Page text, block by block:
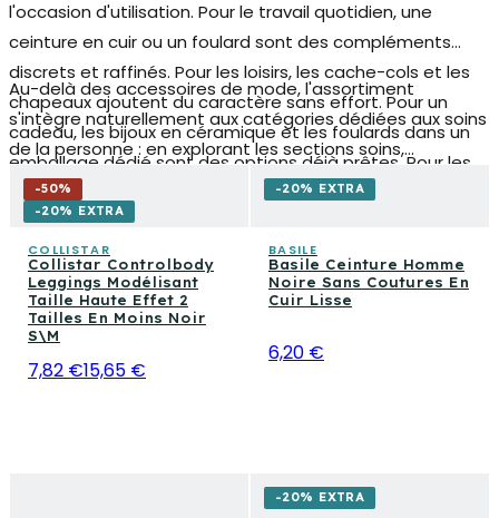
l'occasion d'utilisation. Pour le travail quotidien, une
ceinture en cuirou un foulard sont des compléments
discrets et raffinés. Pour les loisirs, les cache-cols et les
chapeaux ajoutent du caractère sans effort. Pour un
cadeau, les bijoux en céramique et les foulards dans un
emballage dédié sont des options déjà prêtes. Pour les
occasions spéciales, les pochettes multipoches et les
accessoires de costume complètent le look avec
personnalité.
Au-delà des accessoires de mode, l'assortiment
s'intègre naturellement aux catégories dédiées aux soins
de la personne : en explorant les sections soins,
maquillage et parfums tu trouveras des propositions
complémentaires pour compléter ta routine quotidienne
-50%
-20% EXTRA
COLLISTAR
Collistar Controlbody
Leggings Modélisant
Taille Haute Effet 2
Tailles En Moins Noir
S\M
7,82 €15,65 €
-20% EXTRA
BASILE
Basile Ceinture Homme
Noire Sans Coutures En
Cuir Lisse
6,20 €
-20% EXTRA